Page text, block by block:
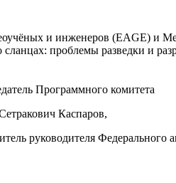
и инженеров (EAGE) и
проблемы разведки и
Программного комитета
Каспаров,
руководителя Федерального